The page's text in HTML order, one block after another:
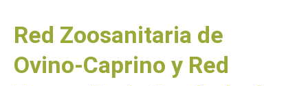
Red Zoosanitaria de
Ovino-Caprino y Red